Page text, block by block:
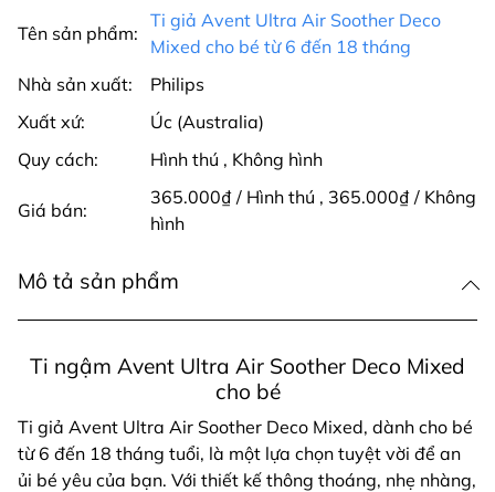
Tên sản phẩm:
Ti giả Avent Ultra Air Soother Deco
Mixed cho bé từ 6 đến 18 tháng
Nhà sản xuất:
Philips
Xuất xứ:
Úc (Australia)
Quy cách:
Hình thú , Không hình
Giá bán:
365.000₫ / Hình thú , 365.000₫ / Không
hình
Mô tả sản phẩm
Ti ngậm Avent Ultra Air Soother Deco Mixed
cho bé
Ti giả Avent Ultra Air Soother Deco Mixed, dành cho bé
từ 6 đến 18 tháng tuổi, là một lựa chọn tuyệt vời để an
ủi bé yêu của bạn. Với thiết kế thông thoáng, nhẹ nhàng,